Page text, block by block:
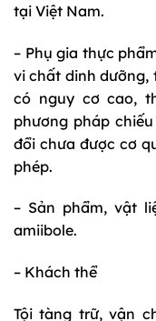
tại Việt Nam.
– Phụ gia thực
vi chất dinh dưỡng,
có nguy cơ cao,
phương pháp
đổi chưa được cơ
phép.
– Sản phẩm, vật
amiibole.
– Khách thể
Tội tàng trữ, vận